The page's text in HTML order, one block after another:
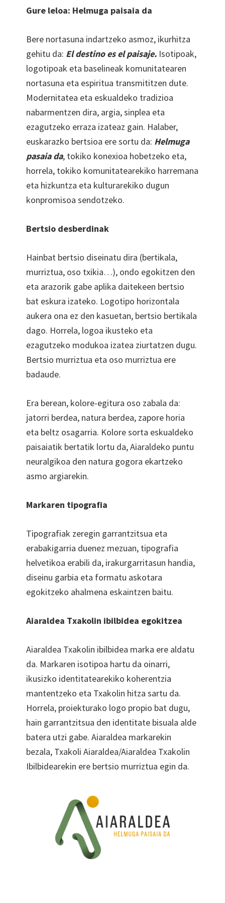
Gure leloa: Helmuga paisaia da
Bere nortasuna indartzeko asmoz, ikurhitza
gehitu da: El destino es el paisaje. Isotipoak,
logotipoak eta baselineak komunitatearen
nortasuna eta espiritua transmititzen dute.
Modernitatea eta eskualdeko tradizioa
nabarmentzen dira, argia, sinplea eta
ezagutzeko erraza izateaz gain. Halaber,
euskarazko bertsioa ere sortu da: Helmuga
pasaia da, tokiko konexioa hobetzeko eta,
horrela, tokiko komunitatearekiko harremana
eta hizkuntza eta kulturarekiko dugun
konpromisoa sendotzeko.
Bertsio desberdinak
Hainbat bertsio diseinatu dira (bertikala,
murriztua, oso txikia…), ondo egokitzen den
eta arazorik gabe aplika daitekeen bertsio
bat eskura izateko. Logotipo horizontala
aukera ona ez den kasuetan, bertsio bertikala
dago. Horrela, logoa ikusteko eta
ezagutzeko modukoa izatea ziurtatzen dugu.
Bertsio murriztua eta oso murriztua ere
badaude.
Era berean, kolore-egitura oso zabala da:
jatorri berdea, natura berdea, zapore horia
eta beltz osagarria. Kolore sorta eskualdeko
paisaiatik bertatik lortu da, Aiaraldeko puntu
neuralgikoa den natura gogora ekartzeko
asmo argiarekin.
Markaren tipografia
Tipografiak zeregin garrantzitsua eta
erabakigarria duenez mezuan, tipografia
helvetikoa erabili da, irakurgarritasun handia,
diseinu garbia eta formatu askotara
egokitzeko ahalmena eskaintzen baitu.
Aiaraldea Txakolin ibilbidea egokitzea
Aiaraldea Txakolin ibilbidea marka ere aldatu
da. Markaren isotipoa hartu da oinarri,
ikusizko identitatearekiko koherentzia
mantentzeko eta Txakolin hitza sartu da.
Horrela, proiekturako logo propio bat dugu,
hain garrantzitsua den identitate bisuala alde
batera utzi gabe. Aiaraldea markarekin
bezala, Txakoli Aiaraldea/Aiaraldea Txakolin
Ibilbidearekin ere bertsio murriztua egin da.